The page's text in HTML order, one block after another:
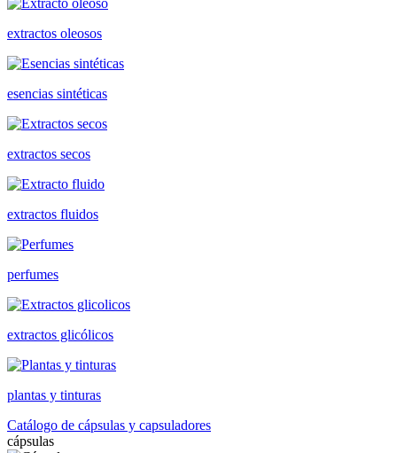
extractos oleosos
esencias sintéticas
extractos secos
extractos fluidos
perfumes
extractos glicólicos
plantas y tinturas
Catálogo de cápsulas y capsuladores
cápsulas